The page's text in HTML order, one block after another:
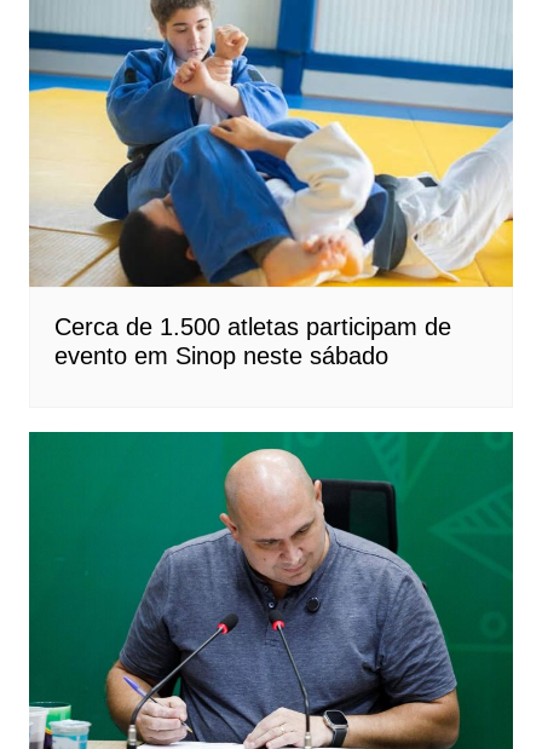
Cerca de 1.500 atletas participam de
evento em Sinop neste sábado